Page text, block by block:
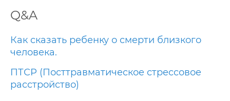
Q&A
Как сказать ребенку о смерти близкого
человека.
ПТСР (Посттравматическое стрессовое
расстройство)